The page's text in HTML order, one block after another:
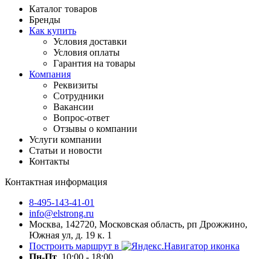
Каталог товаров
Бренды
Как купить
Условия доставки
Условия оплаты
Гарантия на товары
Компания
Реквизиты
Сотрудники
Вакансии
Вопрос-ответ
Отзывы о компании
Услуги компании
Статьи и новости
Контакты
Контактная информация
8-495-143-41-01
info@elstrong.ru
Москва, 142720, Московская область, рп Дрожжино,
Южная ул, д. 19 к. 1
Построить маршрут в
Пн-Пт 10:00 - 18:00